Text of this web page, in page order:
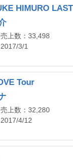
HIMURO
上数：33,498
3/1
Tour
上数：32,280
4/12